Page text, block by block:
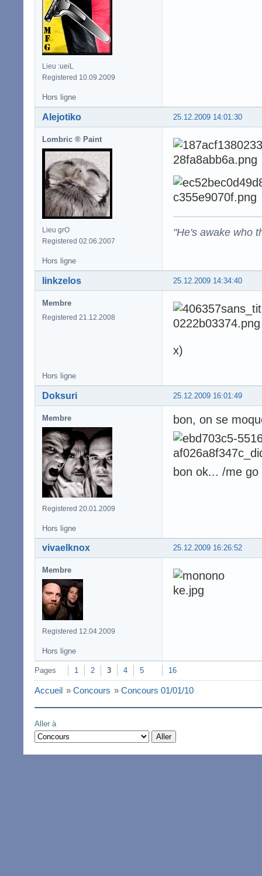
Lieu :ueiL
Registered 10.09.2009
Hors ligne
25.12.2009 14:01:30
Alejotiko
Lombric ® Paint
Lieu grO
Registered 02.06.2007
"He's awake who
Hors ligne
25.12.2009 14:34:40
linkzelos
Membre
Registered 21.12.2008
x)
Hors ligne
25.12.2009 16:01:49
Doksuri
Membre
Registered 20.01.2009
bon, on se
bon ok... /me go
Hors ligne
25.12.2009 16:26:52
vivaelknox
Membre
Registered 12.04.2009
Hors ligne
Pages 1 2 3 4 5 16
Accueil » Concours » Concours 01/01/10
Aller à